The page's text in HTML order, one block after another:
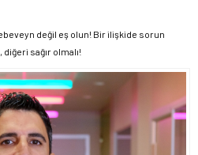
değil eş olun! Bir ilişkide sorun
sağır olmalı!